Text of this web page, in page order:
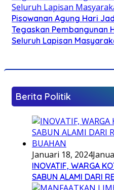
Pisowanan Agung Hari
Tegaskan Pembangunan
Seluruh Lapisan
Berita Politik
Januari 18, 2024
INOVATIF, WARGA
SABUN ALAMI DARI